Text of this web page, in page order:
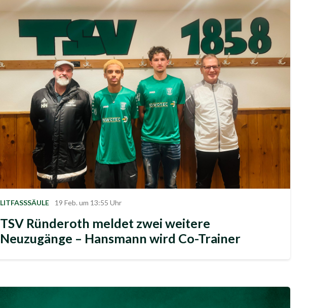
LITFASSSÄULE 19 Feb. um 13:55 Uhr
TSV Ründeroth meldet zwei weitere
Neuzugänge – Hansmann wird Co-Trainer